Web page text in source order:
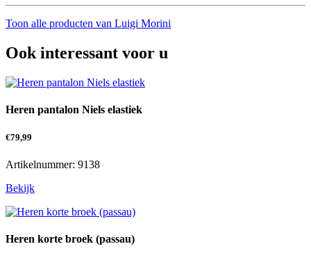
Toon alle producten van Luigi Morini
Ook interessant voor u
Heren pantalon Niels elastiek
€79,99
Artikelnummer: 9138
Bekijk
Heren korte broek (passau)